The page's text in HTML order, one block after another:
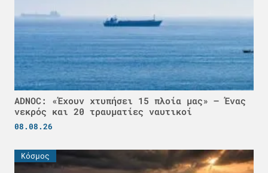
ADNOC: «Έχουν χτυπήσει 15 πλοία μας» – Ένας
νεκρός και 20 τραυματίες ναυτικοί
08.08.26
Κόσμος